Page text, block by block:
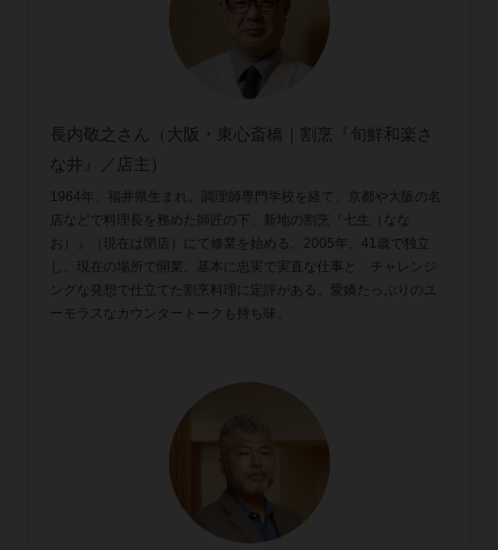
長内敬之さん（大阪・東心斎橋｜割烹『旬鮮和楽さ
な井』／店主）
1964年、福井県生まれ。調理師専門学校を経て、京都や大阪の名
店などで料理長を務めた師匠の下、新地の割烹『七生（なな
お）』（現在は閉店）にて修業を始める。2005年、41歳で独立
し、現在の場所で開業。基本に忠実で実直な仕事と、チャレンジ
ングな発想で仕立てた割烹料理に定評がある。愛嬌たっぷりのユ
ーモラスなカウンタートークも持ち味。